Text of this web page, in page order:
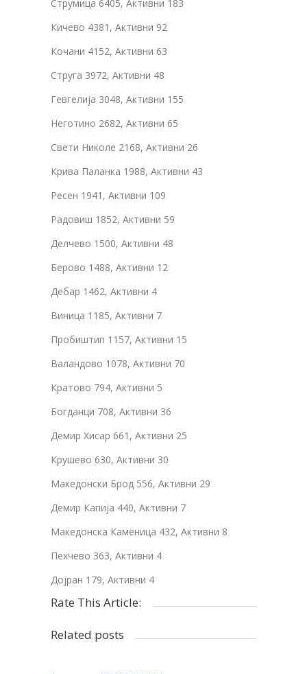
Струмица 6405, Активни 183
Кичево 4381, Активни 92
Кочани 4152, Активни 63
Струга 3972, Активни 48
Гевгелија 3048, Активни 155
Неготино 2682, Активни 65
Свети Николе 2168, Активни 26
Крива Паланка 1988, Активни 43
Ресен 1941, Активни 109
Радовиш 1852, Активни 59
Делчево 1500, Активни 48
Берово 1488, Активни 12
Дебар 1462, Активни 4
Виница 1185, Активни 7
Пробиштип 1157, Активни 15
Валандово 1078, Активни 70
Кратово 794, Активни 5
Богданци 708, Активни 36
Демир Хисар 661, Активни 25
Крушево 630, Активни 30
Македонски Брод 556, Активни 29
Демир Капија 440, Активни 7
Македонска Каменица 432, Активни 8
Пехчево 363, Активни 4
Дојран 179, Активни 4
Rate This Article:
Related posts